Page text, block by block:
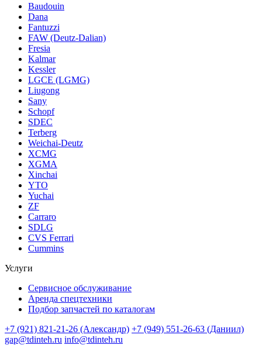
Baudouin
Dana
Fantuzzi
FAW (Deutz-Dalian)
Fresia
Kalmar
Kessler
LGCE (LGMG)
Liugong
Sany
Schopf
SDEC
Terberg
Weichai-Deutz
XCMG
XGMA
Xinchai
YTO
Yuchai
ZF
Carraro
SDLG
CVS Ferrari
Cummins
Услуги
Сервисное обслуживание
Аренда спецтехники
Подбор запчастей по каталогам
+7 (921) 821-21-26 (Александр) +7 (949) 551-26-63 (Даниил)
gap@tdinteh.ru info@tdinteh.ru